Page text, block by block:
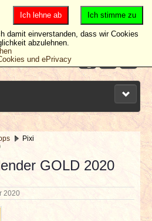
Pixi
GOLD 2020
2020
Ich stimme zu
Ich lehne ab
damit einverstanden, dass wir Cookies
abzulehnen.
und ePrivacy